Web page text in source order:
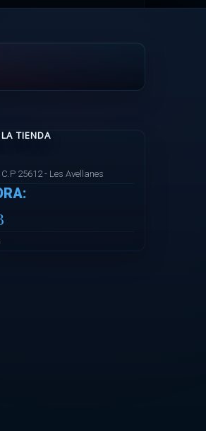
TIENDA
25612 - Les Avellanes